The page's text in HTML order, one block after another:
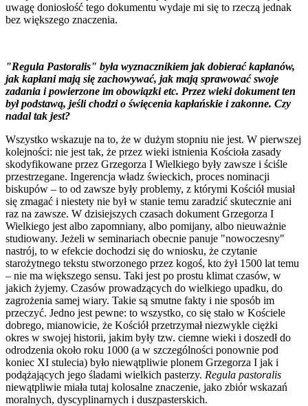
uwagę doniosłość tego dokumentu wydaje mi się to rzeczą jednak
bez większego znaczenia.
"Regula Pastoralis" była wyznacznikiem jak dobierać kapłanów,
jak kapłani mają się zachowywać, jak mają sprawować swoje
zadania i powierzone im obowiązki etc. Przez wieki dokument ten
był podstawą, jeśli chodzi o święcenia kapłańskie i zakonne. Czy
nadal tak jest?
Wszystko wskazuje na to, że w dużym stopniu nie jest. W pierwszej
kolejności: nie jest tak, że przez wieki istnienia Kościoła zasady
skodyfikowane przez Grzegorza I Wielkiego były zawsze i ściśle
przestrzegane. Ingerencja władz świeckich, proces nominacji
biskupów – to od zawsze były problemy, z którymi Kościół musiał
się zmagać i niestety nie był w stanie temu zaradzić skutecznie ani
raz na zawsze. W dzisiejszych czasach dokument Grzegorza I
Wielkiego jest albo zapomniany, albo pomijany, albo nieuważnie
studiowany. Jeżeli w seminariach obecnie panuje "nowoczesny"
nastrój, to w efekcie dochodzi się do wniosku, że czytanie
starożytnego tekstu stworzonego przez kogoś, kto żył 1500 lat temu
– nie ma większego sensu. Taki jest po prostu klimat czasów, w
jakich żyjemy. Czasów prowadzących do wielkiego upadku, do
zagrożenia samej wiary. Takie są smutne fakty i nie sposób im
przeczyć. Jedno jest pewne: to wszystko, co się stało w Kościele
dobrego, mianowicie, że Kościół przetrzymał niezwykle ciężki
okres w swojej historii, jakim były tzw. ciemne wieki i doszedł do
odrodzenia około roku 1000 (a w szczególności ponownie pod
koniec XI stulecia) było niewątpliwie plonem Grzegorza I jak i
podążających jego śladami wielkich pasterzy. Regula pastoralis
niewątpliwie miała tutaj kolosalne znaczenie, jako zbiór wskazań
moralnych, dyscyplinarnych i duszpasterskich.